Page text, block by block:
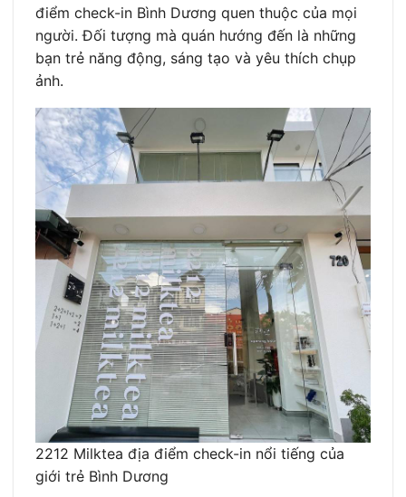
điểm check-in Bình Dương quen thuộc của mọi
người. Đối tượng mà quán hướng đến là những
bạn trẻ năng động, sáng tạo và yêu thích chụp
ảnh.
2212 Milktea địa điểm check-in nổi tiếng của
giới trẻ Bình Dương